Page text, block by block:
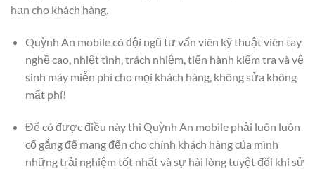
hạn cho khách hàng.
Quỳnh An mobile có đội ngũ tư vấn viên kỹ thuật viên tay
nghề cao, nhiệt tình, trách nhiệm, tiến hành kiểm tra và vệ
sinh máy miễn phí cho mọi khách hàng, không sửa không
mất phí!
Để có được điều này thì Quỳnh An mobile phải luôn luôn
cố gắng để mang đến cho chính khách hàng của mình
những trải nghiệm tốt nhất và sự hài lòng tuyệt đối khi sử